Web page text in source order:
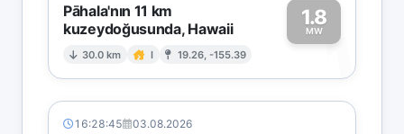
Pāhala'nın 11 km
kuzeydoğusunda, Hawaii
30.0 km I 19.26, -155.39
1.8
MW1
16:28:45 03.08.2026